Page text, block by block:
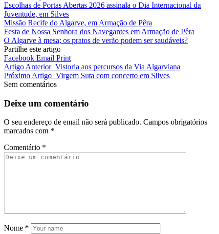
Escolhas de Portas Abertas 2026 assinala o Dia Internacional da
Juventude, em Silves
Missão Recife do Algarve, em Armação de Pêra
Festa de Nossa Senhora dos Navegantes em Armação de Pêra
O Algarve à mesa; os pratos de verão podem ser saudáveis?
Partilhe este artigo
Facebook Email Print
Artigo Anterior Vistoria aos percursos da Via Algarviana
Próximo Artigo Virgem Suta com concerto em Silves
Sem comentários
Deixe um comentário
O seu endereço de email não será publicado. Campos obrigatórios
marcados com *
Comentário *
Nome *